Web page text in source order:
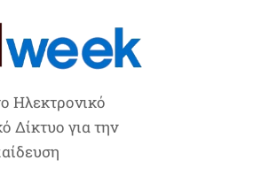
Ηλεκτρονικό
Δίκτυο για την